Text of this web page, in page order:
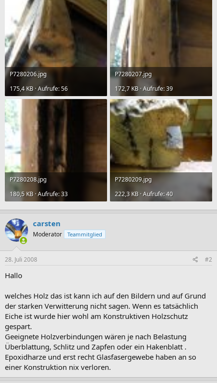
P7280206.jpg
175,4 KB · Aufrufe: 56
P7280207.jpg
172,7 KB · Aufrufe: 39
P7280208.jpg
180,5 KB · Aufrufe: 33
P7280209.jpg
222,3 KB · Aufrufe: 40
carsten
Moderator Teammitglied
28. Juli 2008 #2
Hallo
welches Holz das ist kann ich auf den Bildern und auf Grund
der starken Verwitterung nicht sagen. Wenn es tatsächlich
Eiche ist wurde hier wohl am Konstruktiven Holzschutz
gespart.
Geeignete Holzverbindungen wären je nach Belastung
Überblattung, Schlitz und Zapfen oder ein Hakenblatt .
Epoxidharze und erst recht Glasfasergewebe haben an so
einer Konstruktion nix verloren.